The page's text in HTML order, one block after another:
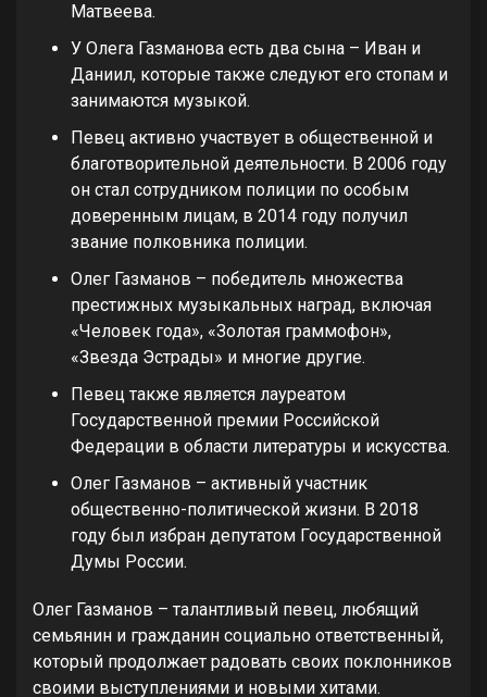
Матвеева.
У Олега Газманова есть два сына – Иван и
Даниил, которые также следуют его стопам и
занимаются музыкой.
Певец активно участвует в общественной и
благотворительной деятельности. В 2006 году
он стал сотрудником полиции по особым
доверенным лицам, в 2014 году получил
звание полковника полиции.
Олег Газманов – победитель множества
престижных музыкальных наград, включая
«Человек года», «Золотая граммофон»,
«Звезда Эстрады» и многие другие.
Певец также является лауреатом
Государственной премии Российской
Федерации в области литературы и искусства.
Олег Газманов – активный участник
общественно-политической жизни. В 2018
году был избран депутатом Государственной
Думы России.
Олег Газманов – талантливый певец, любящий
семьянин и гражданин социально ответственный,
который продолжает радовать своих поклонников
своими выступлениями и новыми хитами.